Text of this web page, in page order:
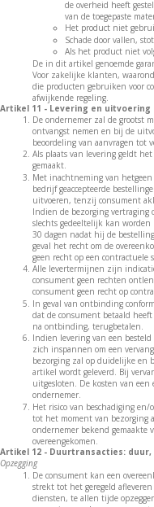
de overheid heeft
van de toegepaste
Het product niet
Schade door vallen,
Als het product niet
De in dit artikel genoemde
Voor zakelijke klanten,
die producten gebruiken voor
afwijkende regeling.
Artikel 11 - Levering en uitvoering
De ondernemer zal de grootst
ontvangst nemen en bij de
beoordeling van aanvragen tot
Als plaats van levering geldt
gemaakt.
Met inachtneming van
bedrijf geaccepteerde
uitvoeren, tenzij consument
Indien de bezorging
slechts gedeeltelijk kan
30 dagen nadat hij de
geval het recht om de
geen recht op een contractuele
Alle levertermijnen zijn
consument geen rechten
consument geen recht op
In geval van ontbinding
dat de consument betaald
na ontbinding, terugbetalen.
Indien levering van een
zich inspannen om een
bezorging zal op duidelijke en
artikel wordt geleverd. Bij
uitgesloten. De kosten van
ondernemer.
Het risico van beschadiging
tot het moment van bezorging
ondernemer bekend
overeengekomen.
Artikel 12 - Duurtransacties:
Opzegging
De consument kan een
strekt tot het geregeld
diensten, te allen tijde